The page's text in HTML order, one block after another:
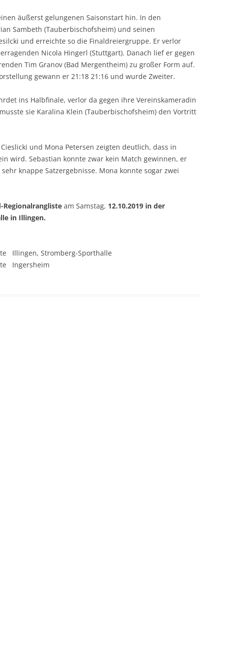
äußerst gelungenen Saisonstart hin. In den
Sambeth (Tauberbischofsheim) und seinen
und erreichte so die Finaldreiergruppe. Er verlor
Nicola Hingerl (Stuttgart). Danach lief er gegen
Tim Granov (Bad Mergentheim) zu großer Form auf.
gewann er 21:18 21:16 und wurde Zweiter.
ins Halbfinale, verlor da gegen ihre Vereinskameradin
sie Karalina Klein (Tauberbischofsheim) den Vortritt
und Mona Petersen zeigten deutlich, dass in
wird. Sebastian konnte zwar kein Match gewinnen, er
knappe Satzergebnisse. Mona konnte sogar zwei
Regionalrangliste am Samstag, 12.10.2019 in der
in Illingen.
Illingen, Stromberg-Sporthalle
Ingersheim